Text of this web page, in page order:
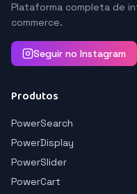
Plataforma completa de
commerce.
Seguir no Instagram
Produtos
PowerSearch
PowerDisplay
PowerSlider
PowerCart